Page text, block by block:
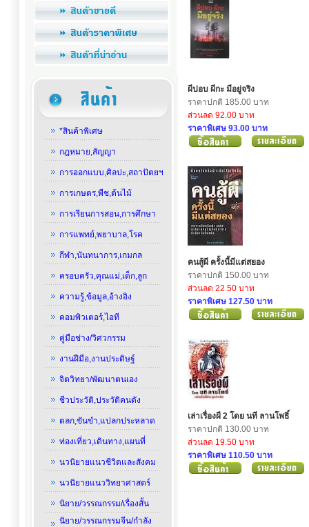
*สินค้าพิเศษ
กฎหมาย,สัญญา
การออกแบบ,ศิลปะ,สถาปัตยฯ
การเกษตร,พืช,ต้นไม้
การเรียนการสอน,การศึกษา
การแพทย์,พยาบาล,โรค
กีฬา,นันทนาการ,เกมกล
ครอบครัว,คุณแม่,เด็ก,ลูก
ความรู้,ข้อมูล,อ้างอิง
คอมพิวเตอร์,ไอที
คู่มือช่าง/วิศวกรรม
งานฝีมือ,งานประดิษฐ์
จิตวิทยา/พัฒนาตนเอง
ชีวประวัติ,ประวัติคนดัง
ตลก,ขันขำ,แปลกประหลาด
ท่องเที่ยว,เดินทาง,แผนที่
นวนิยายแนวชีวิตและสังคม
นวนิยายแนววิทยาศาสตร์
นิยาย/วรรณกรรม/เรื่องสั้น
นิยาย/วรรณกรรมจีน/กำลัง
ผีปอบ ผีกะ มีอยู่จริง
ราคาปกติ 185.00 บาท
ส่วนลด 92.00 บาท
ราคาพิเศษ 93.00 บาท
คนสู้ผี ครั้งนี้มีแต่สยอง
ราคาปกติ 150.00 บาท
ส่วนลด 22.50 บาท
ราคาพิเศษ 127.50 บาท
เล่าเรื่องผี 2 โดย นที ลานโพธิ์
ราคาปกติ 130.00 บาท
ส่วนลด 19.50 บาท
ราคาพิเศษ 110.50 บาท